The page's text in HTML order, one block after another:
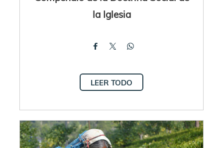
la Iglesia
LEER TODO